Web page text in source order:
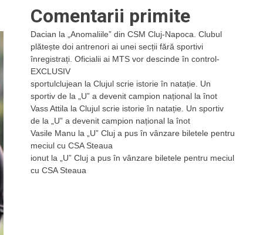
Comentarii primite
Dacian la
„Anomaliile” din CSM Cluj-Napoca. Clubul
plătește doi antrenori ai unei secții fără sportivi
înregistrați. Oficialii ai MTS vor descinde în control-
EXCLUSIV
sportulclujean la Clujul scrie istorie în natație. Un
sportiv de la „U” a devenit campion național la înot
Vass Attila la Clujul scrie istorie în natație. Un sportiv
de la „U” a devenit campion național la înot
Vasile Manu la
„U” Cluj a pus în vânzare biletele pentru
meciul cu CSA Steaua
ionut la
„U” Cluj a pus în vânzare biletele pentru meciul
cu CSA Steaua